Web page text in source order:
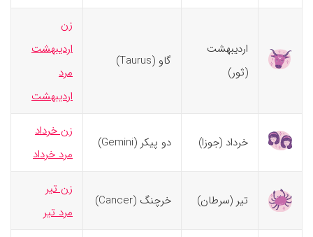
اردیبهشت
(ثور)
گاو (Taurus)
زن
اردیبهشت
مرد
اردیبهشت
خرداد (جوزا) دو پیکر (Gemini)
زن خرداد
مرد خرداد
تیر (سرطان) خرچنگ (Cancer)
زن تیر
مرد تیر